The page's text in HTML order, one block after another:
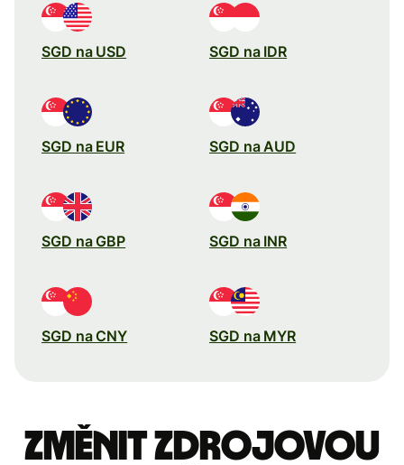
SGD na USD SGD na IDR
SGD na EUR SGD na AUD
SGD na GBP SGD na INR
SGD na CNY SGD na MYR
Změnit zdrojovou